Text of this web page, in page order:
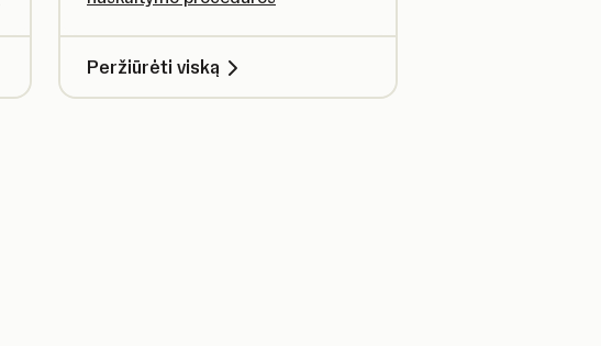
Peržiūrėti viską